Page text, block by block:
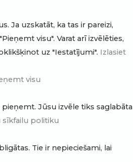
Ja uzskatāt, ka tas ir pareizi,
visu". Varat arī izvēlēties,
uz "Iestatījumi". Izlasiet
visu
Jūsu izvēle tiks saglabāta
sīkfailu politiku
Tie ir nepieciešami, lai